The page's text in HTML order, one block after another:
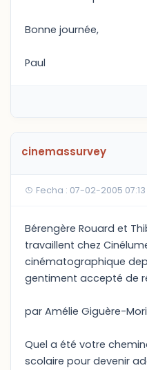
Bonne journée,
Paul
cinemassurvey
Fecha : 07-02-2005
Bérengère Rouard et
travaillent chez
cinématographique
gentiment accepté de
par Amélie Giguère-
Quel a été votre
scolaire pour devenir